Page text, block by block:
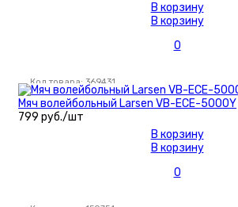
В корзину
В корзину
0
Код товара: 369431
Мяч волейбольный Larsen VB-ECE-5000Y
799 руб./шт
В корзину
В корзину
0